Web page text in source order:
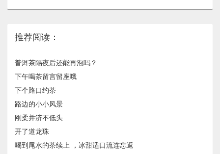
推荐阅读：
普洱茶隔夜后还能再泡吗？
下午喝茶留言留座哦
下个路口约茶
路边的小小风景
刚柔并济不低头
开了道龙珠
喝到尾水的茶续上 ，冰甜适口流连忘返